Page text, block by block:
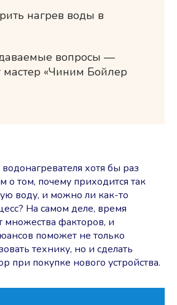
нагрев воды в
вопросы ―
мастер «Чиним Бойлер
хотя бы раз
о том, почему приходится так
воду, и можно ли как-то
На самом деле, время
множества факторов, и
поможет не только
технику, но и сделать
при покупке нового устройства.